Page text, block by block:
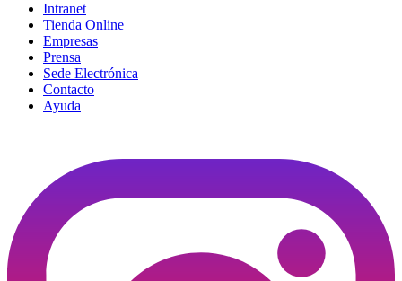
Intranet
Tienda Online
Empresas
Prensa
Sede Electrónica
Contacto
Ayuda